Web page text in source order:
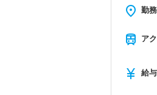
チーム
昼休み
受験が
（５）
place 勤
train ア
currency_yen 給与